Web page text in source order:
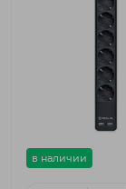
в наличии